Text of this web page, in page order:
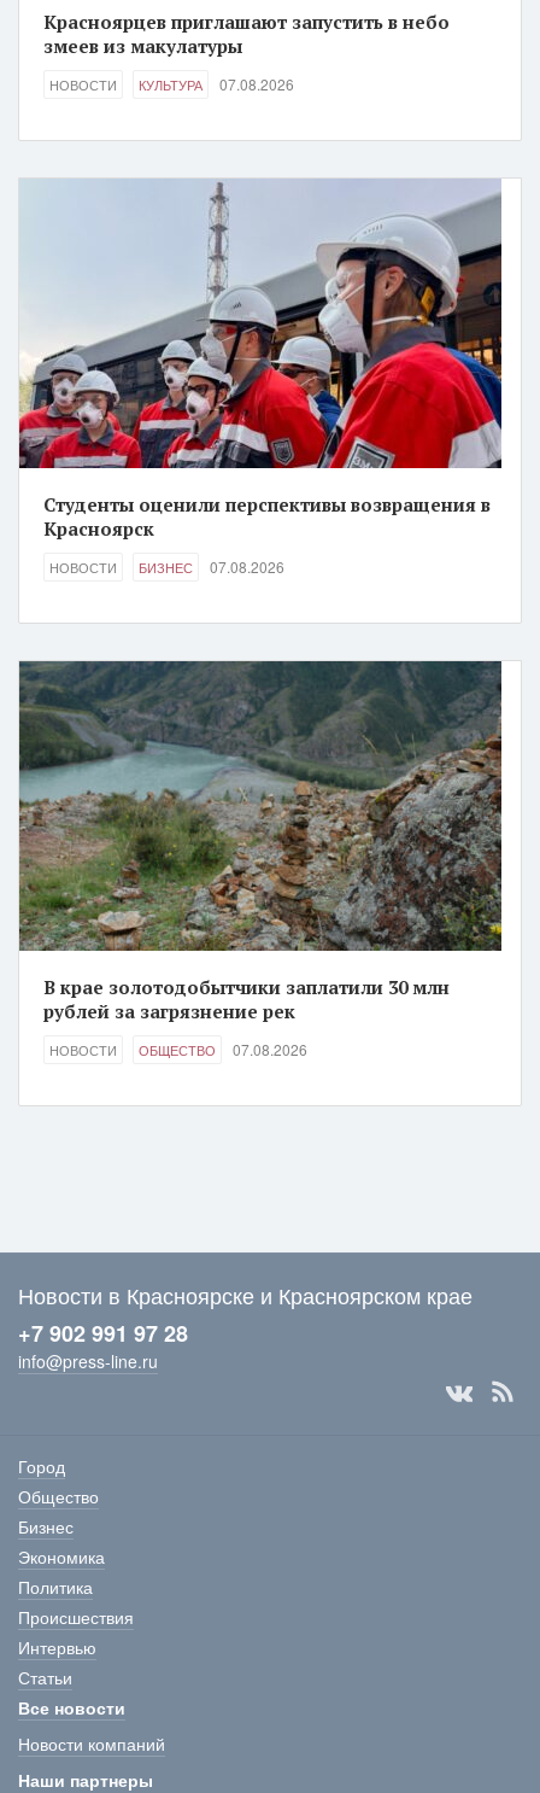
Красноярцев приглашают запустить в небо
змеев из макулатуры
НОВОСТИ КУЛЬТУРА 07.08.2026
Студенты оценили перспективы возвращения в
Красноярск
НОВОСТИ БИЗНЕС 07.08.2026
В крае золотодобытчики заплатили 30 млн
рублей за загрязнение рек
НОВОСТИ ОБЩЕСТВО 07.08.2026
Новости в Красноярске и Красноярском крае
+7 902 991 97 28
info@press-line.ru
Город
Общество
Бизнес
Экономика
Политика
Происшествия
Интервью
Статьи
Все новости
Новости компаний
Наши партнеры